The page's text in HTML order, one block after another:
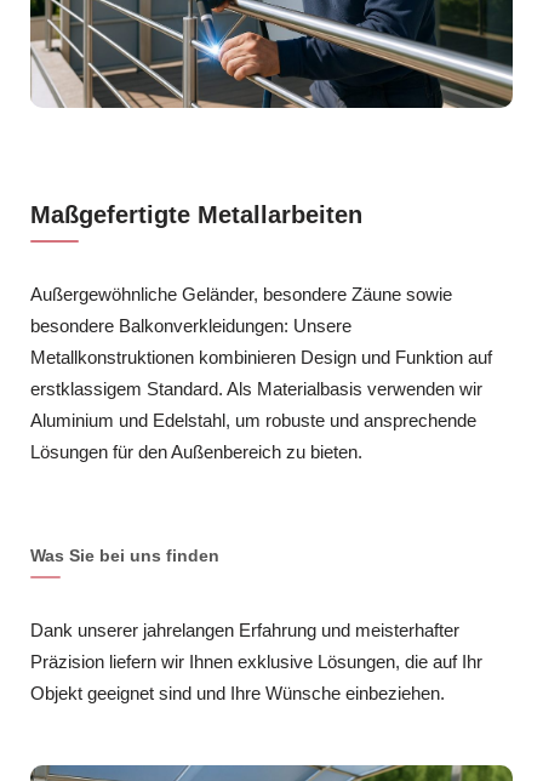
Maßgefertigte Metallarbeiten
Außergewöhnliche Geländer, besondere Zäune sowie
besondere Balkonverkleidungen: Unsere
Metallkonstruktionen kombinieren Design und Funktion auf
erstklassigem Standard. Als Materialbasis verwenden wir
Aluminium und Edelstahl, um robuste und ansprechende
Lösungen für den Außenbereich zu bieten.
Was Sie bei uns finden
Dank unserer jahrelangen Erfahrung und meisterhafter
Präzision liefern wir Ihnen exklusive Lösungen, die auf Ihr
Objekt geeignet sind und Ihre Wünsche einbeziehen.